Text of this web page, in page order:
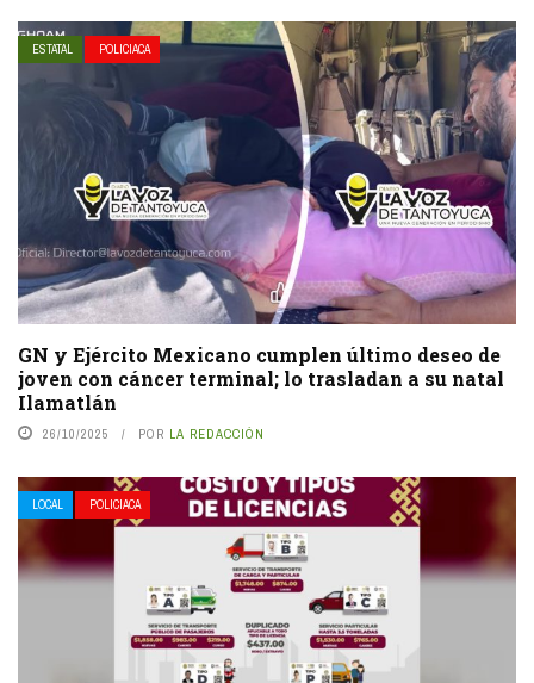
ESTATAL POLICIACA
GN y Ejército Mexicano cumplen último deseo de
joven con cáncer terminal; lo trasladan a su natal
Ilamatlán
26/10/2025 POR LA REDACCIÓN
LOCAL POLICIACA